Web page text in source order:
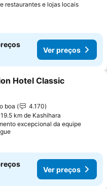
restaurantes e lojas locais
Ver preços
aos favoritos
Hotel Classic
boa
4.170
km de Kashihara
excepcional da equipe
Ver preços